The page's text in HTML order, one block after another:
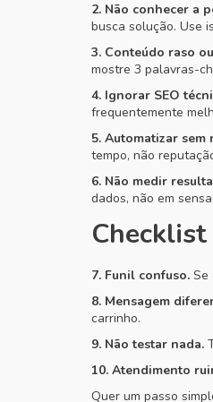
2. Não conhecer a
busca solução. Use
3. Conteúdo raso
mostre 3 palavras-
4. Ignorar SEO
frequentemente
5. Automatizar sem
tempo, não
6. Não medir
dados, não em
7. Funil confuso. Se
8. Mensagem
carrinho.
9. Não testar nada.
10. Atendimento
Quer um passo